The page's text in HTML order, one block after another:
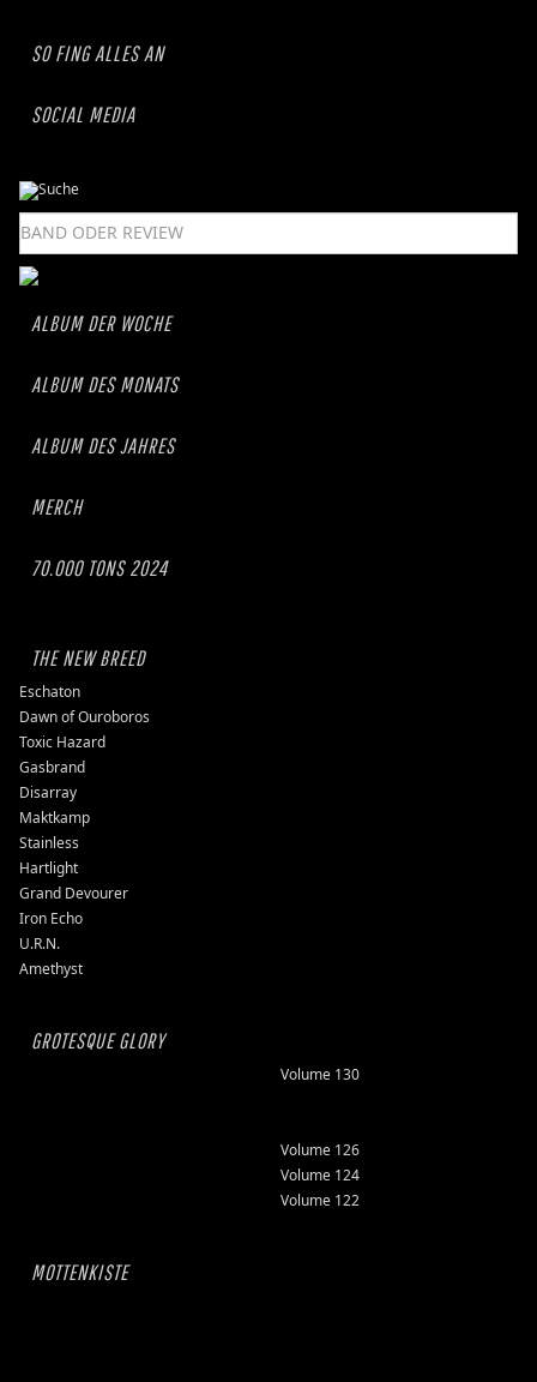
SO FING ALLES AN
SOCIAL MEDIA
ALBUM DER WOCHE
ALBUM DES MONATS
ALBUM DES JAHRES
MERCH
70.000 TONS 2024
THE NEW BREED
Eschaton
Dawn of Ouroboros
Toxic Hazard
Gasbrand
Disarray
Maktkamp
Stainless
Hartlight
Grand Devourer
Iron Echo
U.R.N.
Amethyst
GROTESQUE GLORY
Volume 130
Volume 126
Volume 124
Volume 122
MOTTENKISTE